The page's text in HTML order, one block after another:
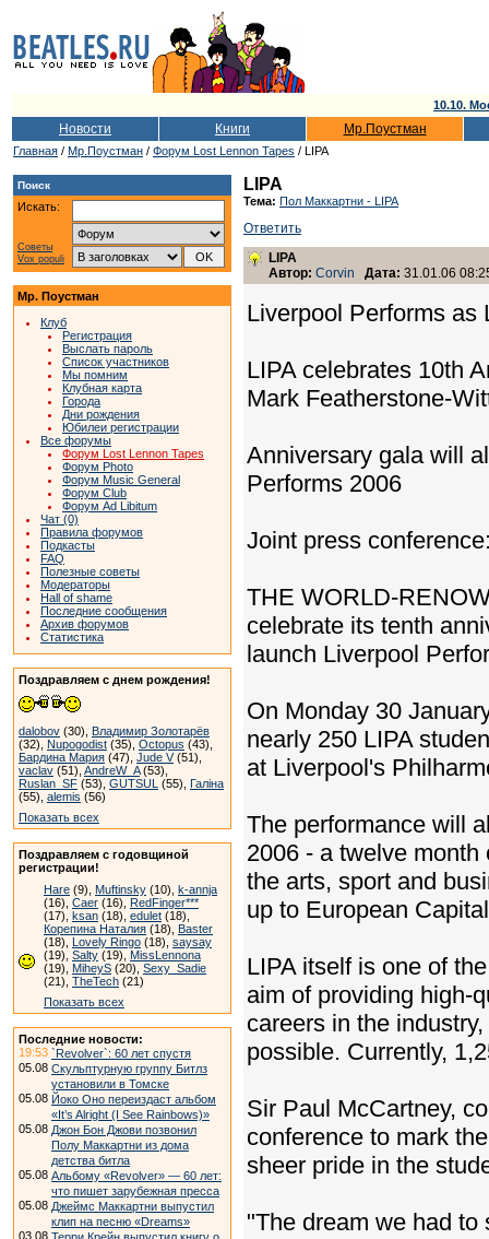
10.10.
Новости Книги Мр.Поустман
Главная / Мр.Поустман / Форум Lost Lennon Tapes / LIPA
Поиск
Искать:
Советы
Vox populi
Мр. Поустман
Клуб
Регистрация
Выслать пароль
Список участников
Мы помним
Клубная карта
Города
Дни рождения
Юбилеи регистрации
Все форумы
Форум Lost Lennon Tapes
Форум Photo
Форум Music General
Форум Club
Форум Ad Libitum
Чат (0)
Правила форумов
Подкасты
FAQ
Полезные советы
Модераторы
Hall of shame
Последние сообщения
Архив форумов
Статистика
Поздравляем с днем рождения!
dalobov (30), Владимир Золотарёв
(32), Nupogodist (35), Octopus (43),
Бардина Мария (47), Jude V(51),
vaclav (51), AndreW_A(53),
Ruslan_SF (53), GUTSUL (55), Галіна
(55), alemis (56)
Показать всех
Поздравляем с годовщиной
регистрации!
Hare (9), Muftinsky (10), k-annja
(16), Caer (16), RedFinger***
(17), ksan (18), edulet (18),
Корепина Наталия (18), Baster
(18), Lovely Ringo (18), saysay
(19), Salty (19), MissLennona
(19), MiheyS (20), Sexy_Sadie
(21), TheTech (21)
Показать всех
Последние новости:
19:53 `Revolver`: 60 лет спустя
05.08 Скульптурную группу Битлз
установили в Томске
05.08 Йоко Оно переиздаст альбом
«It’s Alright (I See Rainbows)»
05.08 Джон Бон Джови позвонил
Полу Маккартни из дома
детства битла
05.08 Альбому «Revolver» — 60 лет:
что пишет зарубежная пресса
05.08 Джеймс Маккартни выпустил
клип на песню «Dreams»
03.08
LIPA
Тема: Пол Маккартни - LIPA
Ответить
LIPA
Автор: Corvin Дата: 31.01.06
Liverpool Performs as
LIPA celebrates 10th
Mark Featherstone-
Anniversary gala will
Performs 2006
Joint press
THE WORLD-
celebrate its tenth
launch Liverpool
On Monday 30
nearly 250 LIPA
at Liverpool's
The performance will
2006 - a twelve
the arts, sport and
up to European
LIPA itself is one of
aim of providing high-
careers in the
possible. Currently,
Sir Paul McCartney,
conference to mark
sheer pride in the
"The dream we had